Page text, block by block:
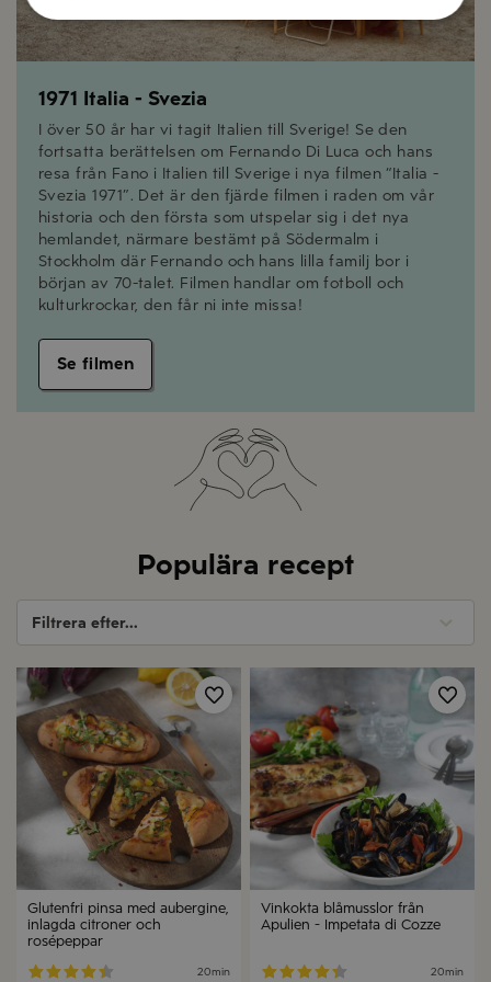
1971 Italia - Svezia
I över 50 år har vi tagit Italien till Sverige! Se den
fortsatta berättelsen om Fernando Di Luca och hans
resa från Fano i Italien till Sverige i nya filmen “Italia -
Svezia 1971”. Det är den fjärde filmen i raden om vår
historia och den första som utspelar sig i det nya
hemlandet, närmare bestämt på Södermalm i
Stockholm där Fernando och hans lilla familj bor i
början av 70-talet. Filmen handlar om fotboll och
kulturkrockar, den får ni inte missa!
Se filmen
Populära recept
Filtrera efter...
Glutenfri pinsa med aubergine,
inlagda citroner och
rosépeppar
20min
Vinkokta blåmusslor från
Apulien - Impetata di Cozze
20min